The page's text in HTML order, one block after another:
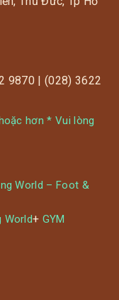
9870 | (028) 3622
hơn * Vui lòng
World – Foot &
World+ GYM